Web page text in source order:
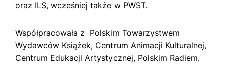
oraz ILS, wcześniej także w PWST.
Współpracowała z Polskim Towarzystwem
Wydawców Książek, Centrum Animacji Kulturalnej,
Centrum Edukacji Artystycznej, Polskim Radiem.